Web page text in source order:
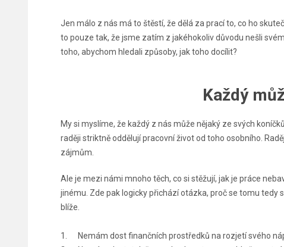
Jen málo z nás má to štěstí, že dělá za prací to, co ho
to pouze tak, že jsme zatím z jakéhokoliv důvodu nešli
toho, abychom hledali způsoby, jak toho docílit?
Každý
My si myslíme, že každý z nás může nějaký ze svých
raději striktně oddělují pracovní život od toho osobního.
zájmům.
Ale je mezi námi mnoho těch, co si stěžují, jak je práce
jinému. Zde pak logicky přichází otázka, proč se tomu tedy
blíže.
1. Nemám dost finančních prostředků na rozjetí svého